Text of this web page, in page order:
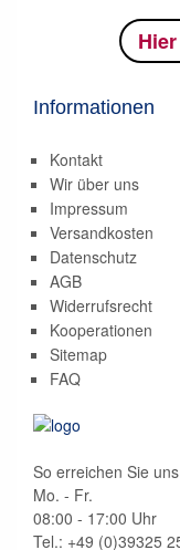
Informationen
Kontakt
Wir über uns
Impressum
Versandkosten
Datenschutz
AGB
Widerrufsrecht
Kooperationen
Sitemap
FAQ
So erreichen Sie uns
Mo. - Fr.
08:00 - 17:00 Uhr
Tel.: +49 (0)39325